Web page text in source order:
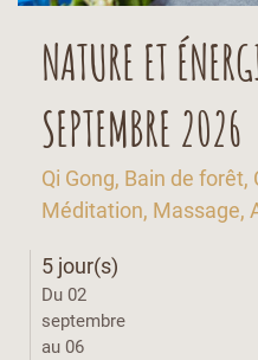
NATURE ET
SEPTEMBRE 2026
Qi Gong, Bain de forêt,
Méditation, Massage,
5 jour(s)
Du 02
septembre
au 06